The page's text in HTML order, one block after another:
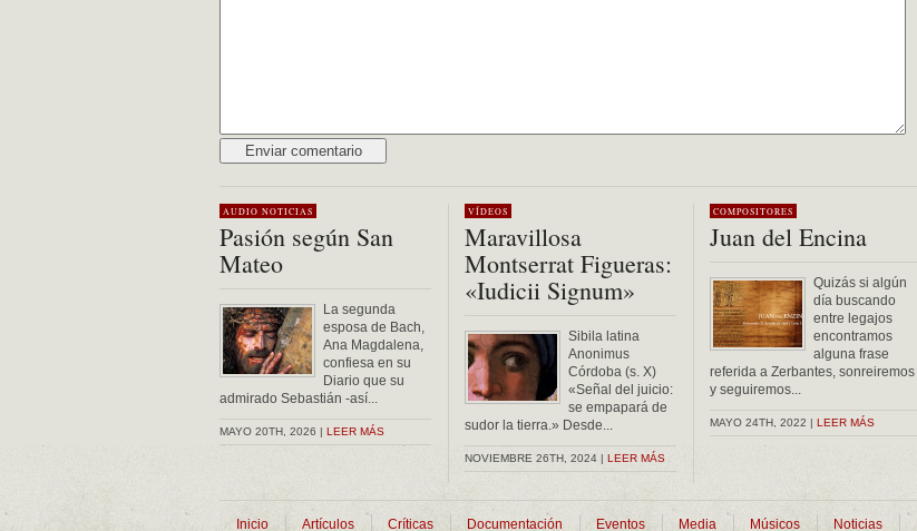
AUDIO NOTICIAS
Pasión según San
Mateo
La segunda
esposa de Bach,
Ana Magdalena,
confiesa en su
Diario que su
admirado Sebastián -así...
MAYO 20TH, 2026 | LEER MÁS
VÍDEOS
Maravillosa
Montserrat Figueras:
«Iudicii Signum»
Sibila latina
Anonimus
Córdoba (s. X)
«Señal del juicio:
se empapará de
sudor la tierra.» Desde...
NOVIEMBRE 26TH, 2024 | LEER MÁS
COMPOSITORES
Juan del Encina
Quizás si algún
día buscando
entre legajos
encontramos
alguna frase
referida a Zerbantes, sonreiremos
y seguiremos...
MAYO 24TH, 2022 | LEER MÁS
Inicio Artículos Críticas Documentación Eventos Media Músicos Noticias